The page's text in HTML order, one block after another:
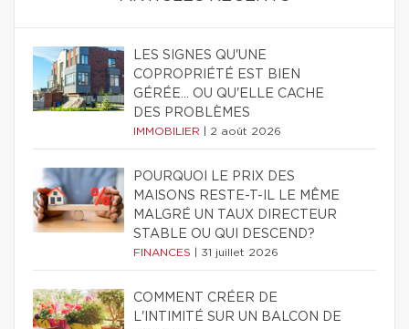
LES SIGNES QU'UNE
COPROPRIÉTÉ EST BIEN
GÉRÉE… OU QU'ELLE CACHE
DES PROBLÈMES
IMMOBILIER 2 août 2026
POURQUOI LE PRIX DES
MAISONS RESTE-T-IL LE MÊME
MALGRÉ UN TAUX DIRECTEUR
STABLE OU QUI DESCEND?
FINANCES 31 juillet 2026
COMMENT CRÉER DE
L'INTIMITÉ SUR UN BALCON DE